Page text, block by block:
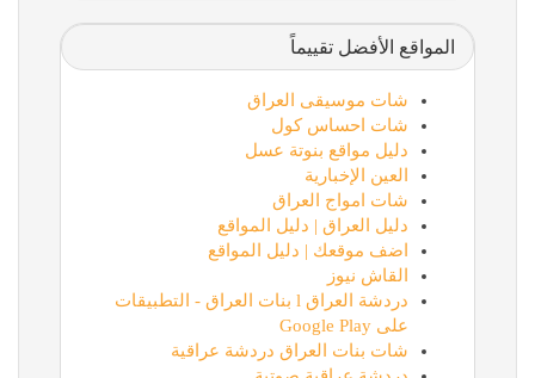
المواقع الأفضل تقييماً
شات موسيقى العراق
شات احساس كول
دليل مواقع بنوتة عسل
العين الإخبارية
شات امواج العراق
دليل العراق | دليل المواقع
اضف موقعك | دليل المواقع
القاش نيوز
دردشة العراق l بنات العراق - التطبيقات
على Google Play
شات بنات العراق دردشة عراقية